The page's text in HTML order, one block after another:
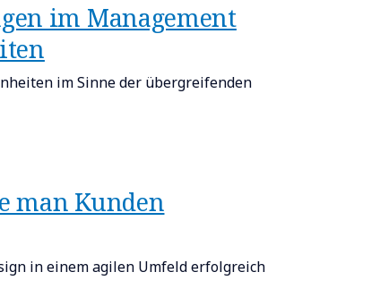
im Management
im Sinne der übergreifenden
man Kunden
in einem agilen Umfeld erfolgreich